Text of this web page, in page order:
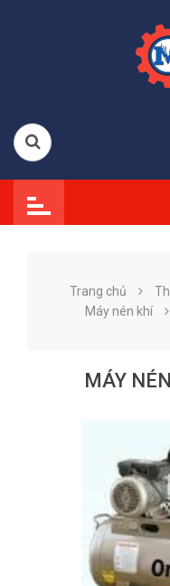
Trang chủ
Máy nén khí
MÁY